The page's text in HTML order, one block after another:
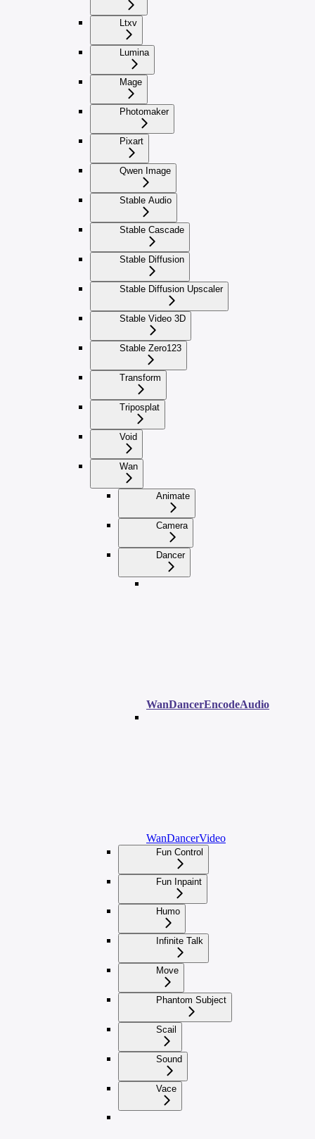
Ltxv
Lumina
Mage
Photomaker
Pixart
Qwen Image
Stable Audio
Stable Cascade
Stable Diffusion
Stable Diffusion Upscaler
Stable Video 3D
Stable Zero123
Transform
Triposplat
Void
Wan
Animate
Camera
Dancer
WanDancerEncodeAudio
WanDancerVideo
Fun Control
Fun Inpaint
Humo
Infinite Talk
Move
Phantom Subject
Scail
Sound
Vace